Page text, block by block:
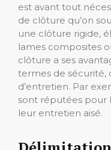
est avant tout
de clôture qu’on
une clôture rigide,
lames composites
clôture a ses
termes de sécurité,
d’entretien. Par
sont réputées pour
leur entretien aisé.